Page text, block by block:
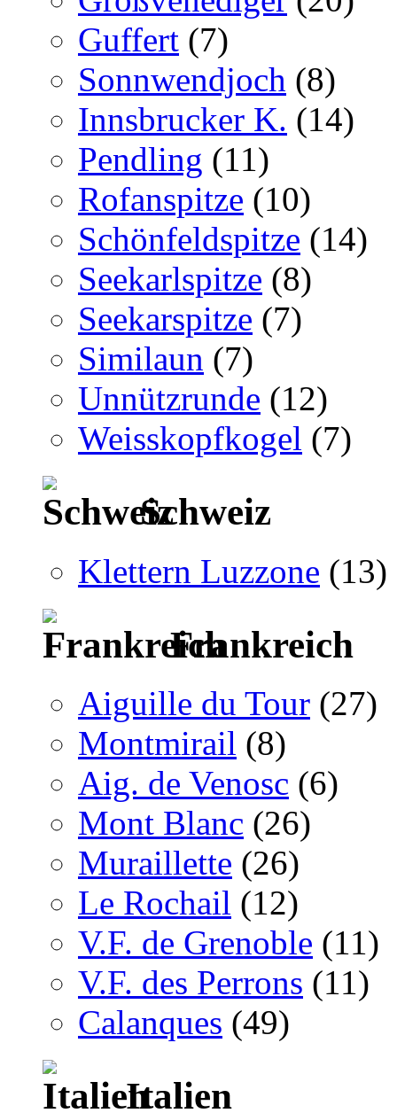
Guffert (7)
Sonnwendjoch (8)
Innsbrucker K. (14)
Pendling (11)
Rofanspitze (10)
Schönfeldspitze (14)
Seekarlspitze (8)
Seekarspitze (7)
Similaun (7)
Unnützrunde (12)
Weisskopfkogel (7)
Schweiz
Klettern Luzzone (13)
Frankreich
Aiguille du Tour (27)
Montmirail (8)
Aig. de Venosc (6)
Mont Blanc (26)
Muraillette (26)
Le Rochail (12)
V.F. de Grenoble (11)
V.F. des Perrons (11)
Calanques (49)
Italien